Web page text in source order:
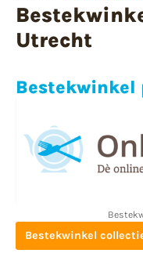
Utrecht
Bestekwinkel